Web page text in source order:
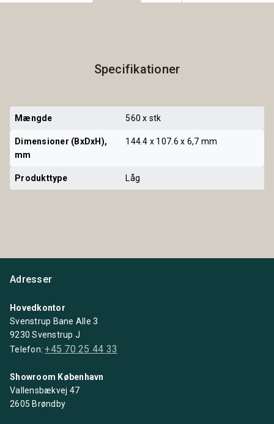
Specifikationer
Mængde 560 x stk
Dimensioner (BxDxH),
mm
144.4 x 107.6 x 6,7 mm
Produkttype Låg
Adresser
Hovedkontor
Svenstrup Bane Alle 3
9230 Svenstrup J
Telefon:+45 70 25 44 33
Showroom København
Vallensbækvej 47
2605 Brøndby